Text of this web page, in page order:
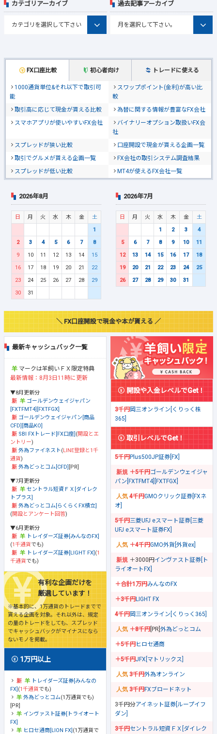
FX口座比較 初心者向け トレードに使える
1000通貨単位&それ以下で取引可
能
スワップポイント(金利)が高い比
較
取引高に応じて現金が貰える比較
為替に関する情報が豊富なFX会社
スマホアプリが使いやすいFX会社
バイナリーオプション取扱いFX会
社
スプレッドが狭い比較
口座開設で現金が貰える企画一覧
取引でグルメが貰える企画一覧
FX会社の取引システム調査結果
スプレッドが低い比較
MT4が使えるFX会社一覧
カテゴリアーカイブ 過去記事アーカイブ
2026年8月
日 月 火 水 木 金
土
1
2
3 4 5 6 7
8
9
10 11 12 13 14
15
16
17 18 19 20 21
22
23
24 25 26 27 28
29
30
31
2026年7月
日 月 火 水 木 金
土
1
2 3
4
5
6 7 8 9 10
11
12
13 14 15 16 17
18
19
20 21 22 23 24
25
26
27 28 29 30 31
＼ FX口座開設で現金や本が貰える ／
最新キャッシュバック一覧
マークは羊飼いＦＸ限定特典
最新情報：8月3日11時に更新
▼8月更新分
ゴールデンウェイジャパン
[FXTFMT4][FXTFGX]
ゴールデンウェイジャパン[商品
CFD][商品KO]
SBI FXトレード[FX口座] (開設とエ
ントリー)
外為ファイネスト(LINE登録と1千
通貨)
外為どっとコム[CFD] [PR]
▼7月更新分
セントラル短資ＦＸ[ダイレク
トプラス]
外為どっとコム[らくらくFX積立]
(開設とアンケート回答)
▼6月更新分
トレイダーズ証券[みんなのFX]
(1千通貨でも)
トレイダーズ証券[LIGHT FX] (1
千通貨でも)
有利な企画だけを
厳選しています！
※基本的に、1万通貨のトレードまでで
貰える企画を対象。それ以外は、規定
の量のトレードをしても、スプレッド
でキャッシュバックがマイナスになら
ないモノを掲載。
1万円以上
トレイダーズ証券[みんなの
FX] (1千通貨でも)
外為どっとコム(1万通貨でも)
[PR]
インヴァスト証券[トライオート
FX]
ヒロセ通商[LION FX] (1万通貨で
開設や入金レベルでGet！
3千円岡三オンライン[くりっく株
365]
取引レベルでGet！
5千円Plus500JP証券[FX]
＋5千円ゴールデンウェイジャ
パン[FXTFMT4][FXTFGX]
4千円GMOクリック証券[FXネ
オ]
5千円三菱UFJ eスマート証券[三菱
UFJ eスマート証券FX]
＋4千円GMO外貨[外貨ex]
＋3000円 インヴァスト証券[ト
ライオートFX]
＋合計1万円みんなのFX
＋3千円LIGHT FX
4千円岡三オンライン[くりっく365]
＋8千円 [PR] 外為どっとコム
＋5千円ヒロセ通商
＋5千円JFX[マトリックス]
3千円外為オンライン
3千円FXブロードネット
3千円分アイネット証券[ループイフ
ダン]
3千円セントラル短資ＦＸ[ダイレク